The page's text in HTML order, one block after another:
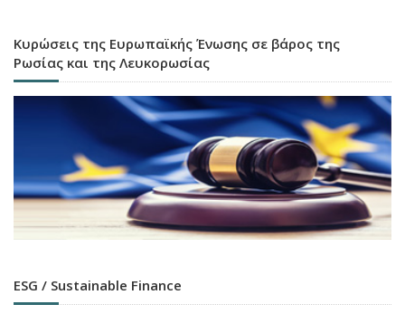
Κυρώσεις της Ευρωπαϊκής Ένωσης σε βάρος της
Ρωσίας και της Λευκορωσίας
ESG / Sustainable Finance